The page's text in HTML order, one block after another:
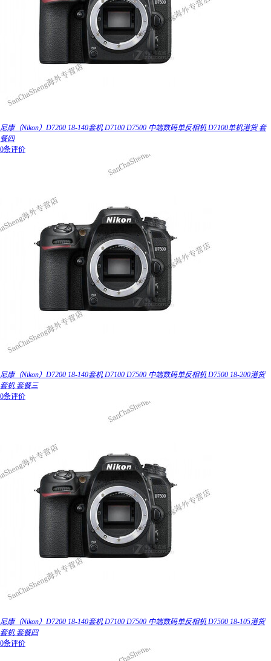
尼康（Nikon）D7200 18-140套机 D7100 D7500 中端数码单反相机 D7100单机港货 套
餐四
0条评价
尼康（Nikon）D7200 18-140套机 D7100 D7500 中端数码单反相机 D7500 18-200港货
套机 套餐三
0条评价
尼康（Nikon）D7200 18-140套机 D7100 D7500 中端数码单反相机 D7500 18-105港货
套机 套餐四
0条评价